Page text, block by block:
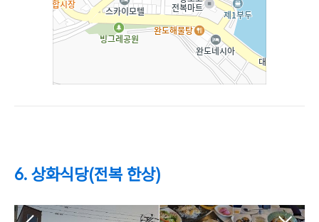
6. 상화식당(전복 한상)